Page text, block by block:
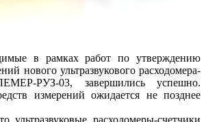
в рамках работ по утверждению
нового ультразвукового расходомера-
РУЗ-03, завершились успешно.
измерений ожидается не позднее
ультразвуковые расходомеры-счетчики